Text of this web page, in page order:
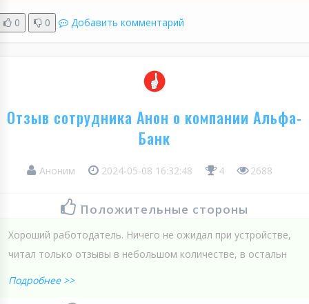
0 0 Добавить комментарий
Отзыв сотрудника Анон о компании Альфа-
Банк
Аноним 2024-05-08 16:32:48 4 2688
Положительные стороны
Хороший работодатель. Ничего не ожидал при устройстве,
читал только отзывы в небольшом количестве, в остальн
Подробнее >>